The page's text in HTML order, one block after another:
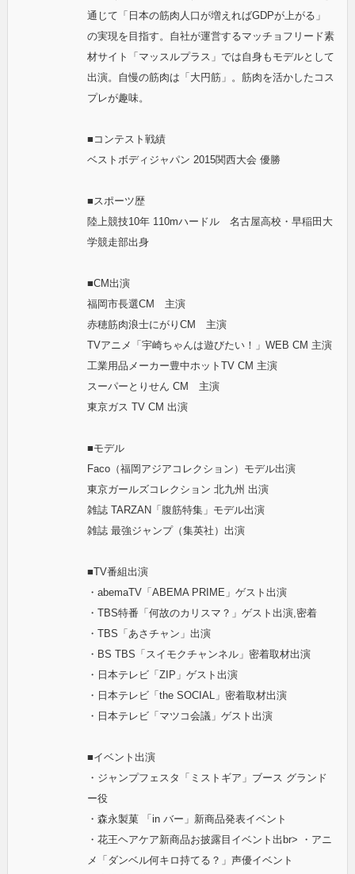
通じて「日本の筋肉人口が増えればGDPが上がる」
の実現を目指す。自社が運営するマッチョフリード素
材サイト「マッスルプラス」では自身もモデルとして
出演。自慢の筋肉は「大円筋」。筋肉を活かしたコス
プレが趣味。
■コンテスト戦績
ベストボディジャパン 2015関西大会 優勝
■スポーツ歴
陸上競技10年 110mハードル 名古屋高校・早稲田大
学競走部出身
■CM出演
福岡市長選CM 主演
赤穂筋肉浪士にがりCM 主演
TVアニメ「宇崎ちゃんは遊びたい！」WEB CM 主演
工業用品メーカー豊中ホットTV CM 主演
スーパーとりせん CM 主演
東京ガス TV CM 出演
■モデル
Faco（福岡アジアコレクション）モデル出演
東京ガールズコレクション 北九州 出演
雑誌 TARZAN「腹筋特集」モデル出演
雑誌 最強ジャンプ（集英社）出演
■TV番組出演
・abemaTV「ABEMA PRIME」ゲスト出演
・TBS特番「何故のカリスマ？」ゲスト出演,密着
・TBS「あさチャン」出演
・BS TBS「スイモクチャンネル」密着取材出演
・日本テレビ「ZIP」ゲスト出演
・日本テレビ「the SOCIAL」密着取材出演
・日本テレビ「マツコ会議」ゲスト出演
■イベント出演
・ジャンプフェスタ「ミストギア」ブース グランド
ー役
・森永製菓 「in バー」新商品発表イベント
・花王ヘアケア新商品お披露目イベント出br> ・アニ
メ「ダンベル何キロ持てる？」声優イベント